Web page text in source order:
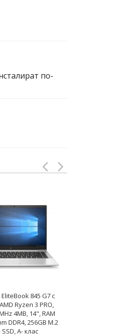
по-
845 G7 с
Ryzen 3 PRO,
4MB, 14", RAM
DDR4, 256GB M.2
A- клас